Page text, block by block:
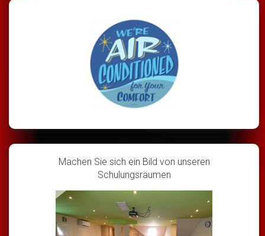
Machen Sie sich ein Bild von unseren
Schulungsräumen